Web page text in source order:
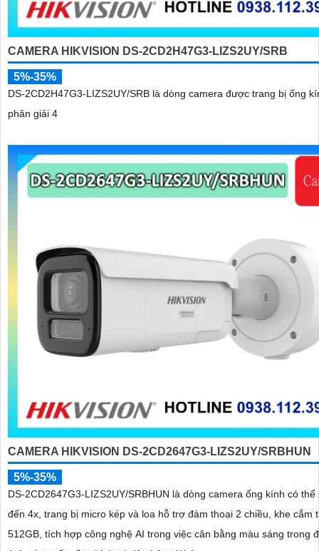
CAMERA HIKVISION DS-2CD2H47G3-LIZS2UY/SRB
5%-35%
DS-2CD2H47G3-LIZS2UY/SRB là dòng camera được trang bị ống
phân giải 4
CAMERA HIKVISION DS-2CD2647G3-LIZS2UY/SRBHUN
5%-35%
DS-2CD2647G3-LIZS2UY/SRBHUN là dòng camera ống kính có thể
đến 4x, trang bị micro kép và loa hỗ trợ đàm thoại 2 chiều, khe cắm
512GB, tích hợp công nghệ AI trong việc cân bằng màu sáng trong